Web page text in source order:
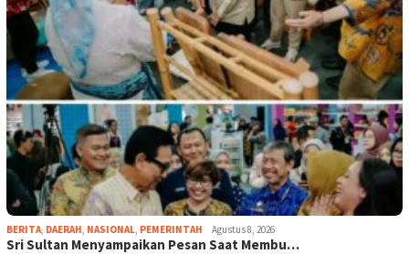
BERITA, DAERAH, NASIONAL, PEMERINTAH Agustus 8, 2026
Sri Sultan Menyampaikan Pesan Saat Membu…